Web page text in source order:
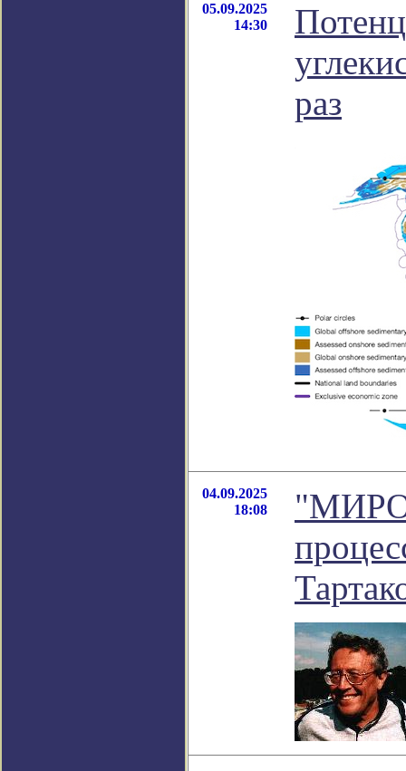
05.09.2025
14:30
раз
04.09.2025
18:08